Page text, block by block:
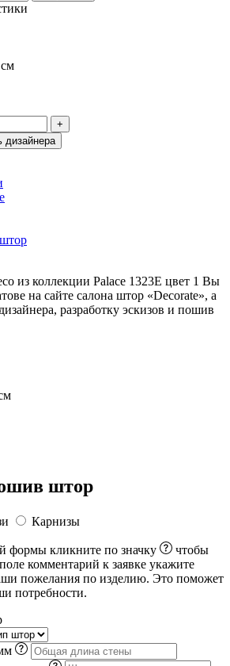
+
дизайнера
из коллекции Palace 1323E цвет 1 Вы
на сайте салона штор «Decorate», а
разработку эскизов и пошив
штор
Карнизы
формы кликните по значку
чтобы
комментарий к заявке укажите
пожелания по изделию. Это поможет
потребности.